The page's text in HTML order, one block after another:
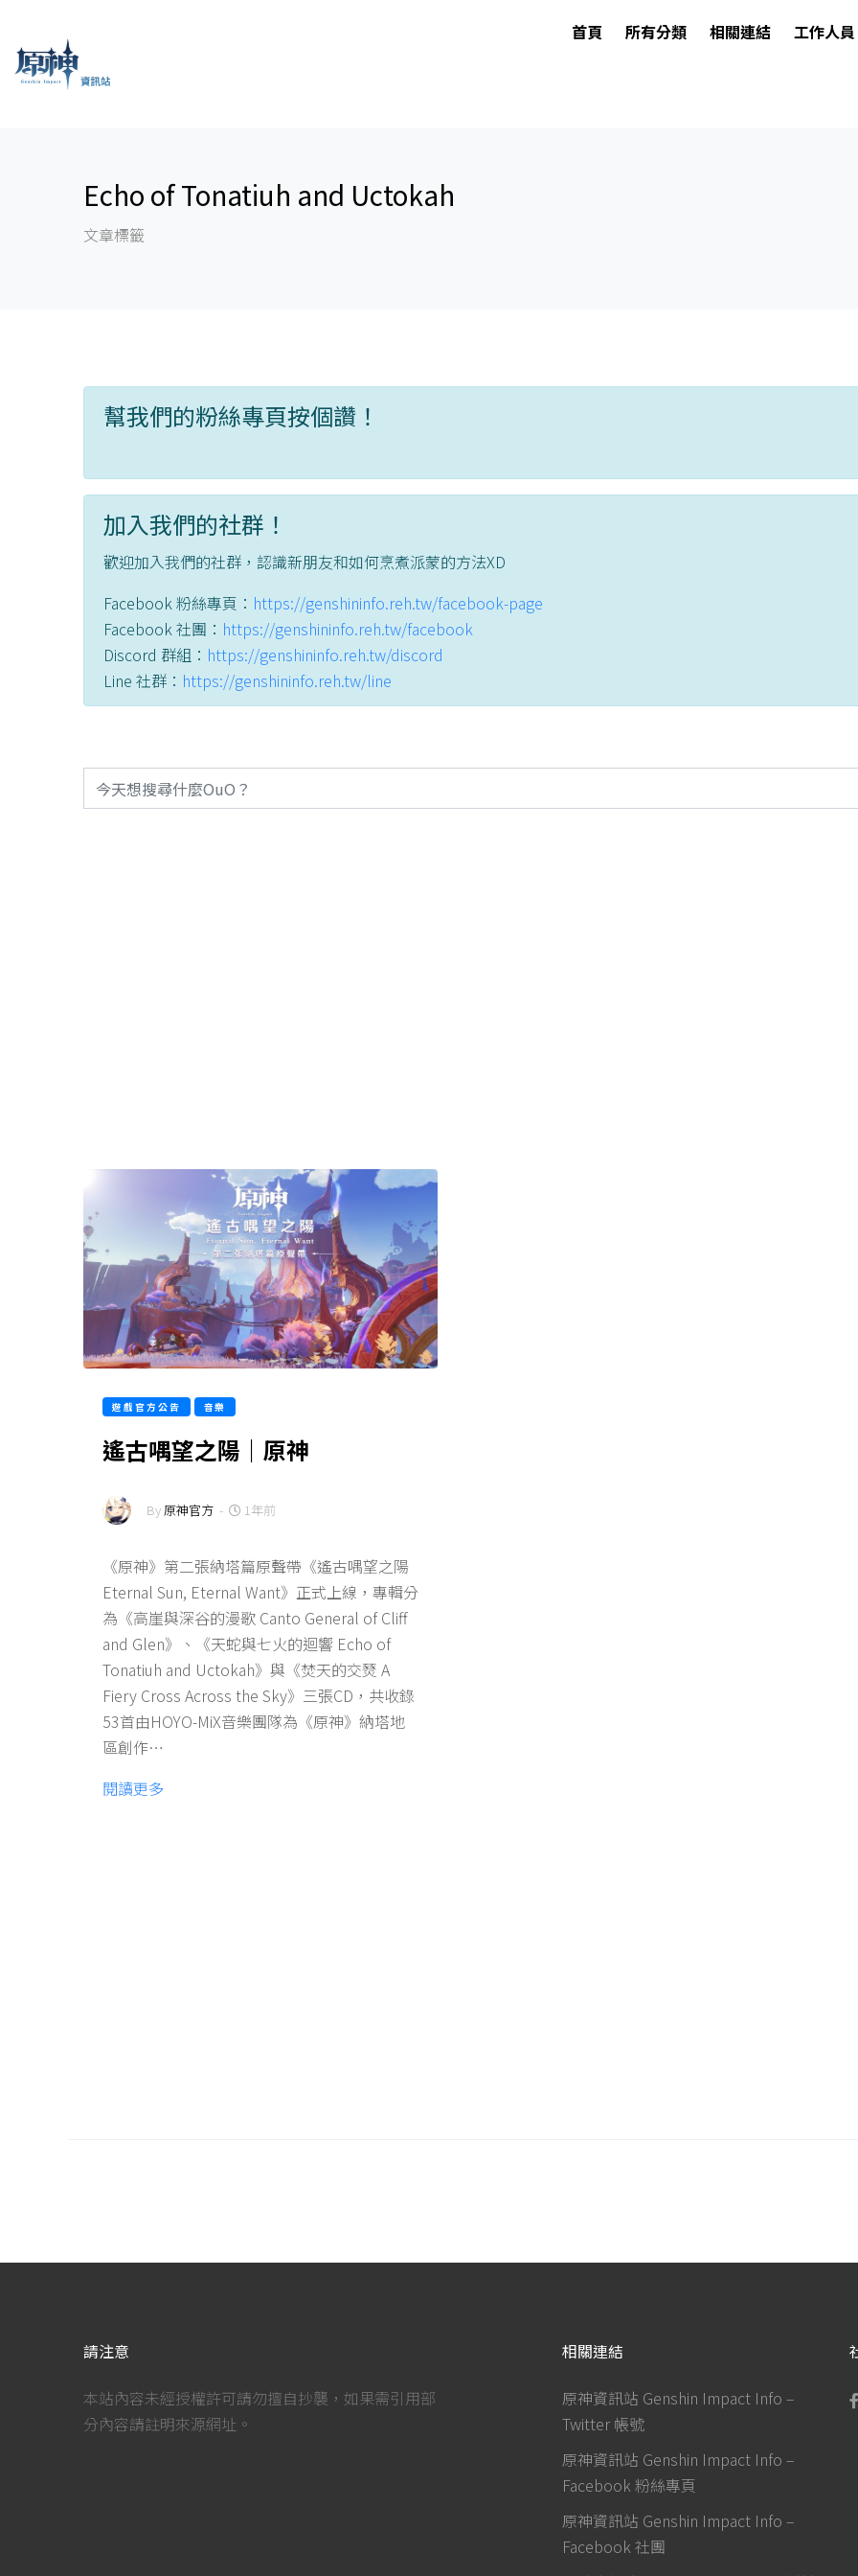
首頁 所有分類 相關連結 工作人員
Echo of Tonatiuh and Uctokah
文章標籤
幫我們的粉絲專頁按個讚！
加入我們的社群！
歡迎加入我們的社群，認識新朋友和如何烹煮派蒙的方法XD
Facebook 粉絲專頁： https://genshininfo.reh.tw/facebook-page
Facebook 社團： https://genshininfo.reh.tw/facebook
Discord 群組： https://genshininfo.reh.tw/discord
Line 社群： https://genshininfo.reh.tw/line
遊戲官方公告 音樂
遙古喁望之陽｜原神
By原神官方 - 1年前
《原神》第二張納塔篇原聲帶《遙古喁望之陽
Eternal Sun, Eternal Want》正式上線，專輯分
為《高崖與深谷的漫歌 Canto General of Cliff
and Glen》、《天蛇與七火的迴響 Echo of
Tonatiuh and Uctokah》與《焚天的交燹 A
Fiery Cross Across the Sky》三張CD，共收錄
53首由HOYO-MiX音樂團隊為《原神》納塔地
區創作…
閱讀更多
請注意
本站內容未經授權許可請勿擅自抄襲，如果需引用部
分內容請註明來源網址。
相關連結
原神資訊站 Genshin Impact Info –
Twitter 帳號
原神資訊站 Genshin Impact Info –
Facebook 粉絲專頁
原神資訊站 Genshin Impact Info –
Facebook 社團